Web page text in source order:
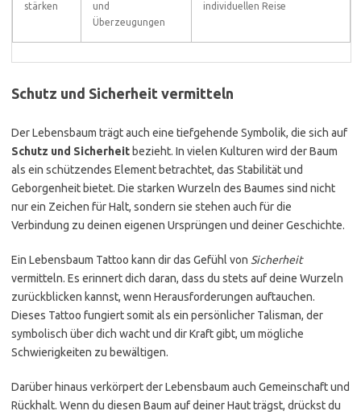
stärken
und
Überzeugungen
individuellen Reise
Schutz und Sicherheit vermitteln
Der Lebensbaum trägt auch eine tiefgehende Symbolik, die sich auf
Schutz und Sicherheit bezieht. In vielen Kulturen wird der Baum
als ein schützendes Element betrachtet, das Stabilität und
Geborgenheit bietet. Die starken Wurzeln des Baumes sind nicht
nur ein Zeichen für Halt, sondern sie stehen auch für die
Verbindung zu deinen eigenen Ursprüngen und deiner Geschichte.
Ein Lebensbaum Tattoo kann dir das Gefühl von Sicherheit
vermitteln. Es erinnert dich daran, dass du stets auf deine Wurzeln
zurückblicken kannst, wenn Herausforderungen auftauchen.
Dieses Tattoo fungiert somit als ein persönlicher Talisman, der
symbolisch über dich wacht und dir Kraft gibt, um mögliche
Schwierigkeiten zu bewältigen.
Darüber hinaus verkörpert der Lebensbaum auch Gemeinschaft und
Rückhalt. Wenn du diesen Baum auf deiner Haut trägst, drückst du